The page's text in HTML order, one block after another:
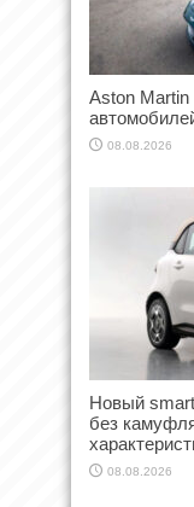
Aston Martin
08.08.2026
Новый
без
08.08.2026